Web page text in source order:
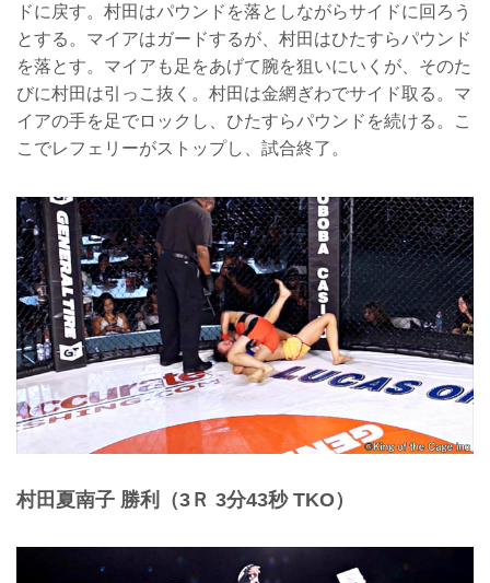
ドに戻す。村田はパウンドを落としながらサイドに回ろう
とする。マイアはガードするが、村田はひたすらパウンド
を落とす。マイアも足をあげて腕を狙いにいくが、そのた
びに村田は引っこ抜く。村田は金網ぎわでサイド取る。マ
イアの手を足でロックし、ひたすらパウンドを続ける。こ
こでレフェリーがストップし、試合終了。
村田夏南子 勝利（3Ｒ 3分43秒 TKO）